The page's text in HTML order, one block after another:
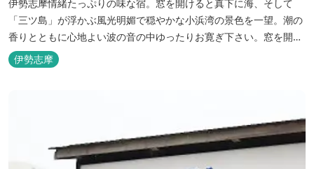
伊勢志摩情緒たっぷりの味な宿。窓を開けると真下に海、そして
「三ツ島」が浮かぶ風光明媚で穏やかな小浜湾の景色を一望。潮の
香りとともに心地よい波の音の中ゆったりお寛ぎ下さい。窓を開け
浴衣姿でのんびり太公望！ 部屋から釣りができる「座敷釣り」は当
館ならではの名物。（貸しざお／エサ付要予約） 海水温泉露天風呂
伊勢志摩